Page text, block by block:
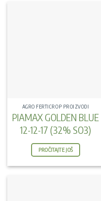
AGRO FERTICROP PROIZVODI
PIAMAX GOLDEN BLUE
12-12-17 (32% SO3)
PROČITAJTE JOŠ